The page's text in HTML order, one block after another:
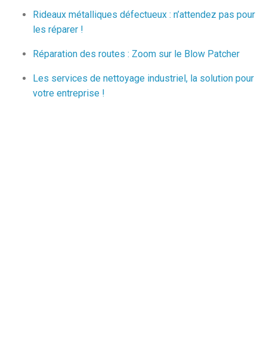
Rideaux métalliques défectueux : n’attendez pas pour
les réparer !
Réparation des routes : Zoom sur le Blow Patcher
Les services de nettoyage industriel, la solution pour
votre entreprise !